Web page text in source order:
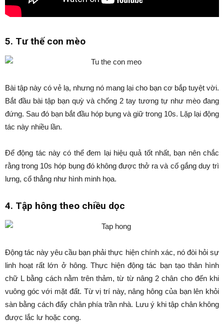
5. Tư thế con mèo
Bài tập này có vẻ lạ, nhưng nó mang lại cho bạn cơ bắp tuyệt vời.
Bắt đầu bài tập bạn quỳ và chống 2 tay tương tự như mèo đang
đứng. Sau đó bạn bắt đầu hóp bụng và giữ trong 10s. Lặp lại động
tác này nhiều lần.
Để động tác này có thể đem lại hiệu quả tốt nhất, bạn nên chắc
rằng trong 10s hóp bụng đó không được thở ra và cố gắng duy trì
lưng, cổ thẳng như hình minh họa.
4. Tập hông theo chiều dọc
Động tác này yêu cầu bạn phải thực hiện chính xác, nó đòi hỏi sự
linh hoạt rất lớn ở hông. Thực hiện động tác bạn tạo thân hình
chữ L bằng cách nằm trên thảm, từ từ nâng 2 chân cho đến khi
vuông góc với mặt đất. Từ vị trí này, nâng hông của bạn lên khỏi
sàn bằng cách đẩy chân phía trần nhà. Lưu ý khi tập chân không
được lắc lư hoặc cong.